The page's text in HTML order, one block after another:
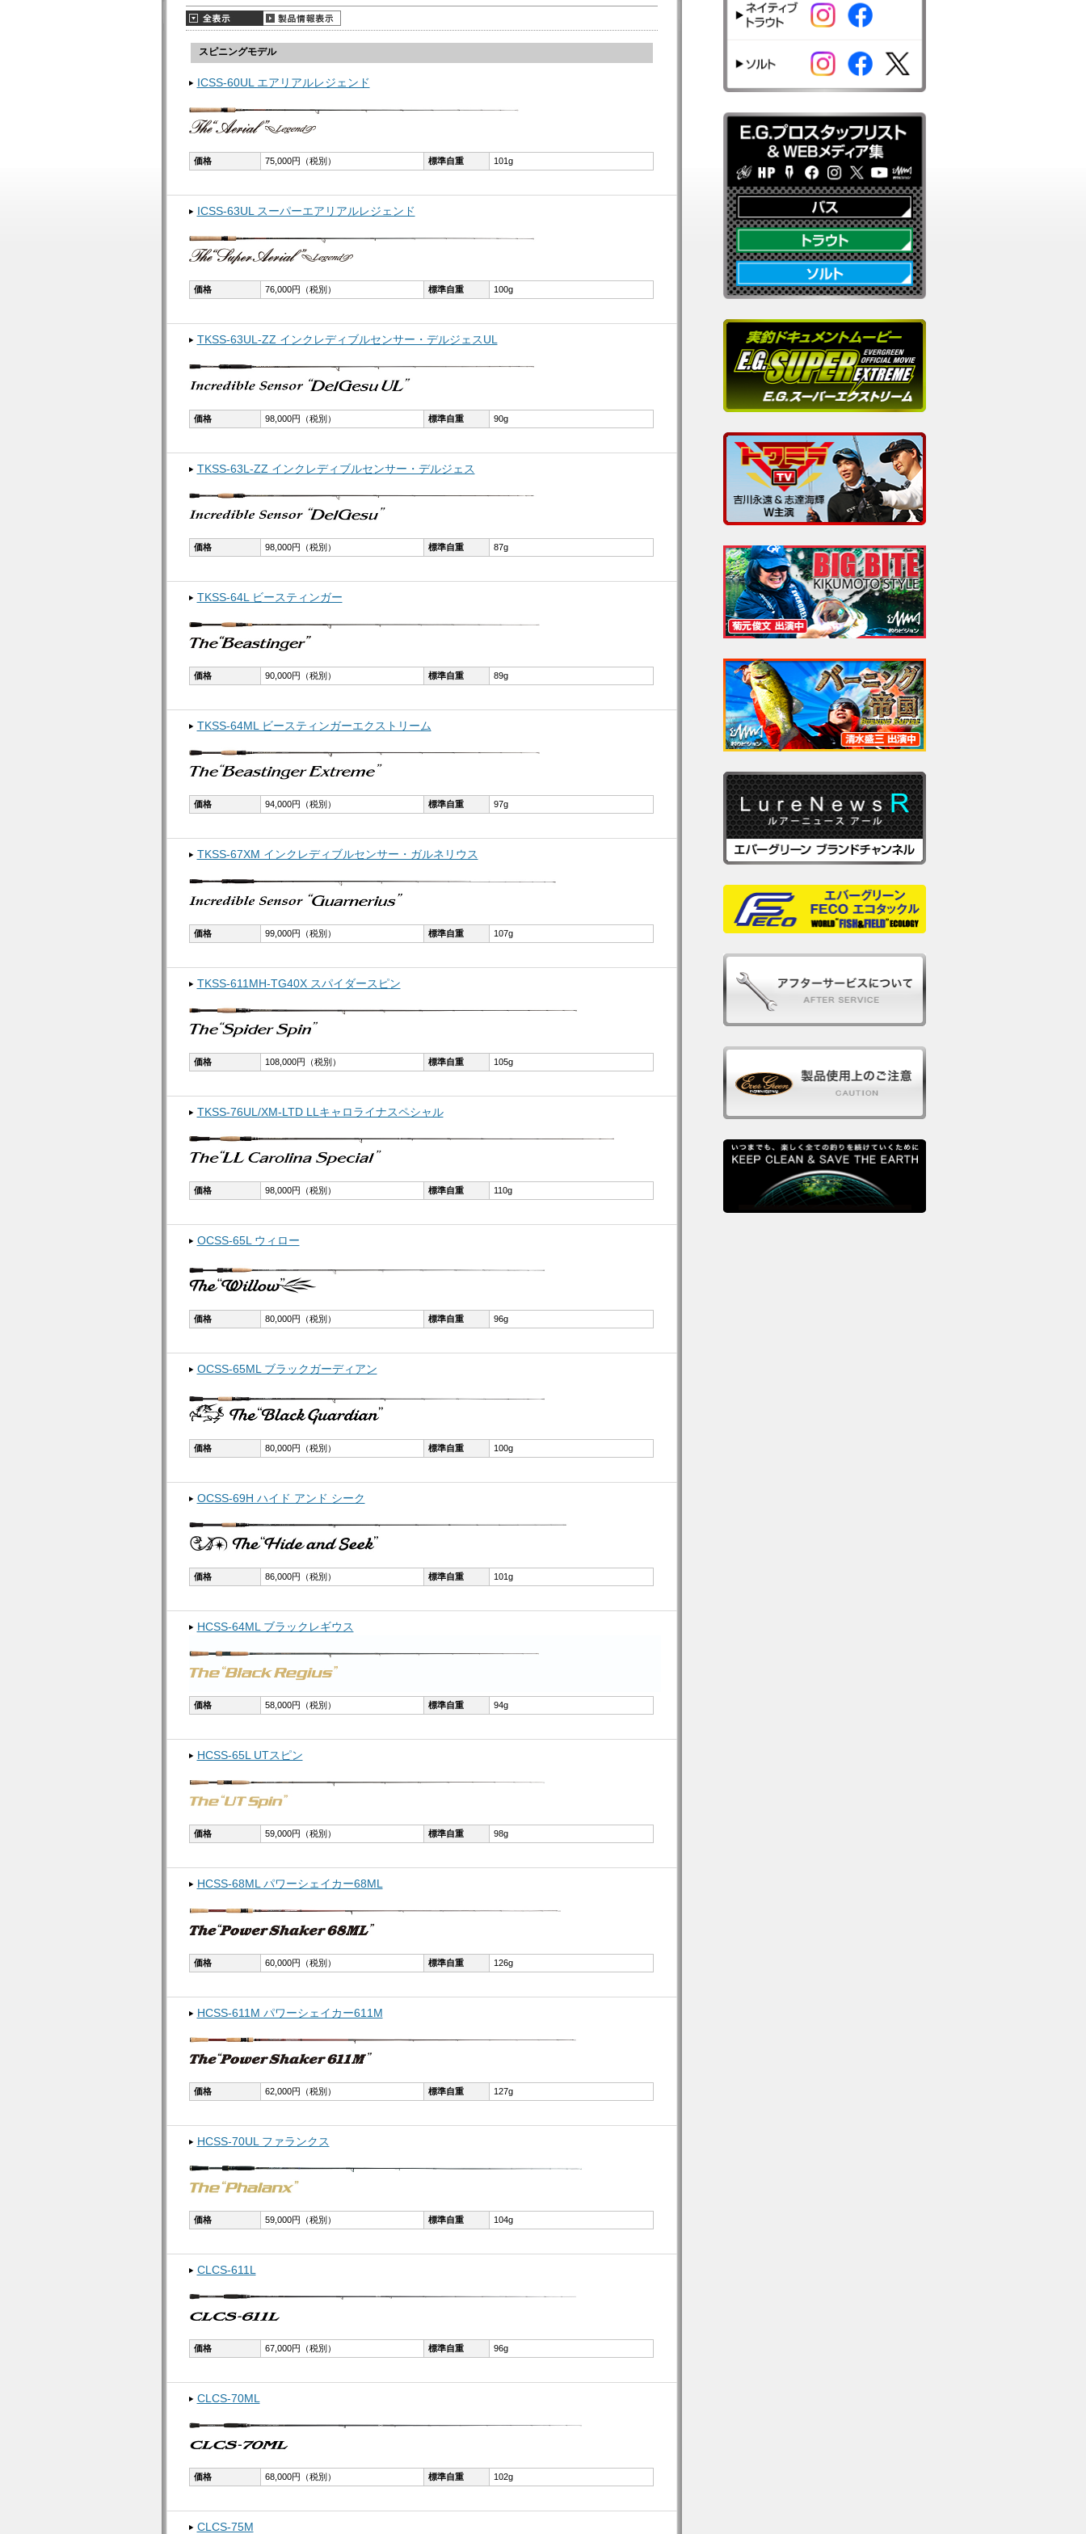
スピニングモデル
ICSS-60UL エアリアルレジェンド
価格 75,000円（税別） 標準自重 101g
ICSS-63UL スーパーエアリアルレジェンド
価格 76,000円（税別） 標準自重 100g
TKSS-63UL-ZZ インクレディブルセンサー・デルジェスUL
価格 98,000円（税別） 標準自重 90g
TKSS-63L-ZZ インクレディブルセンサー・デルジェス
価格 98,000円（税別） 標準自重 87g
TKSS-64L ビースティンガー
価格 90,000円（税別） 標準自重 89g
TKSS-64ML ビースティンガーエクストリーム
価格 94,000円（税別） 標準自重 97g
TKSS-67XM インクレディブルセンサー・ガルネリウス
価格 99,000円（税別） 標準自重 107g
TKSS-611MH-TG40X スパイダースピン
価格 108,000円（税別） 標準自重 105g
TKSS-76UL/XM-LTD LLキャロライナスペシャル
価格 98,000円（税別） 標準自重 110g
OCSS-65L ウィロー
価格 80,000円（税別） 標準自重 96g
OCSS-65ML ブラックガーディアン
価格 80,000円（税別） 標準自重 100g
OCSS-69H ハイド アンド シーク
価格 86,000円（税別） 標準自重 101g
HCSS-64ML ブラックレギウス
価格 58,000円（税別） 標準自重 94g
HCSS-65L UTスピン
価格 59,000円（税別） 標準自重 98g
HCSS-68ML パワーシェイカー68ML
価格 60,000円（税別） 標準自重 126g
HCSS-611M パワーシェイカー611M
価格 62,000円（税別） 標準自重 127g
HCSS-70UL ファランクス
価格 59,000円（税別） 標準自重 104g
CLCS-611L
価格 67,000円（税別） 標準自重 96g
CLCS-70ML
価格 68,000円（税別） 標準自重 102g
CLCS-75M